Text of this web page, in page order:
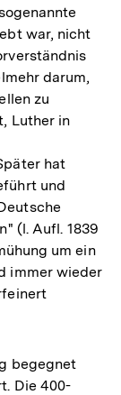
war, nicht
darum,
zu
Luther in
hat
und
(l. Aufl. 1839
um ein
immer wieder
begegnet
Die 400-